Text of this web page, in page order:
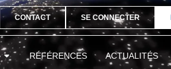
CONTACT SE CONNECTER
RÉFÉRENCES ACTUALITÉS